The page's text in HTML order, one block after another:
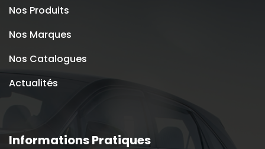
Nos Produits
Nos Marques
Nos Catalogues
Actualités
Informations Pratiques